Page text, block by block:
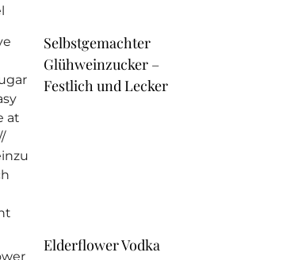
Selbstgemachter
Glühweinzucker –
Festlich und Lecker
Elderflower Vodka